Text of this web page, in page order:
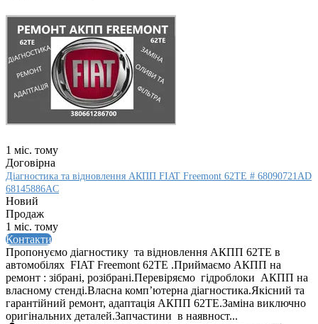
1 міс. тому
Договірна
Діагностика та відновлення АКПП FIAT Freemont 62TE # 68090721AD
68145886AC
Новий
Продаж
1 міс. тому
Контакти
Пропонуємо діагностику та відновлення АКПП 62TE в
автомобілях FIAT Freemont 62TE .Приймаємо АКПП на
ремонт : зібрані, розібрані.Перевіряємо гідроблоки АКПП на
власному стенді.Власна комп’ютерна діагностика.Якісний та
гарантійний ремонт, адаптація АКПП 62TE.Заміна виключно
оригінальних деталей.Запчастини в наявност...